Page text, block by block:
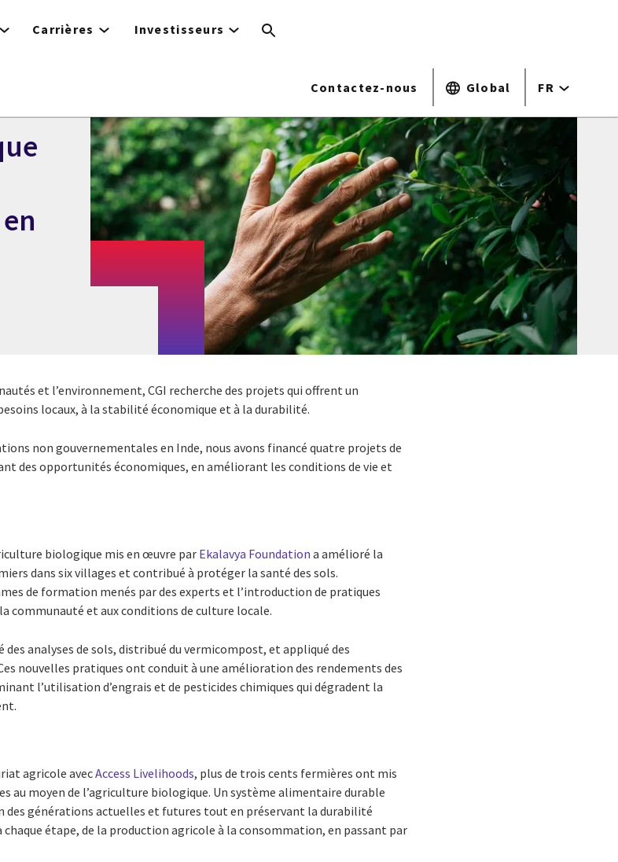
Carrières Investisseurs
Contactez-nous Global FR
et l’environnement, CGI recherche des projets qui offrent un
locaux, à la stabilité économique et à la durabilité.
non gouvernementales en Inde, nous avons financé quatre projets de
des opportunités économiques, en améliorant les conditions de vie et
biologique mis en œuvre par Ekalavya Foundation a amélioré la
dans six villages et contribué à protéger la santé des sols.
de formation menés par des experts et l’introduction de pratiques
communauté et aux conditions de culture locale.
analyses de sols, distribué du vermicompost, et appliqué des
nouvelles pratiques ont conduit à une amélioration des rendements des
l’utilisation d’engrais et de pesticides chimiques qui dégradent la
agricole avecAccess Livelihoods, plus de trois cents fermières ont mis
au moyen de l’agriculture biologique. Un système alimentaire durable
générations actuelles et futures tout en préservant la durabilité
étape, de la production agricole à la consommation, en passant par